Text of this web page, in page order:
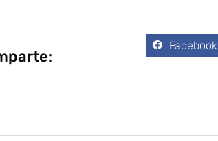
Facebook